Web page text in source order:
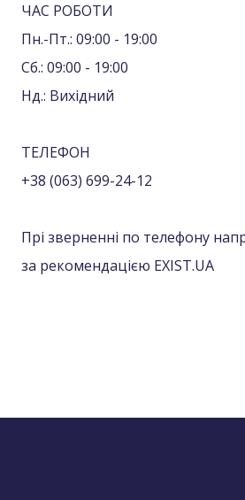
ЧАС РОБОТИ
Пн.-Пт.: 09:00 - 19:00
Сб.: 09:00 - 19:00
Нд.: Вихідний
ТЕЛЕФОН
+38 (063) 699-24-12
Прі зверненні по телефону
за рекомендацією EXIST.UA